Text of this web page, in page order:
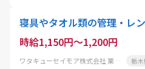
寝具やタオル類の管理・レ
時給1,150円～1,200円
ワタキューセイモア株式会社 業務課 栃木